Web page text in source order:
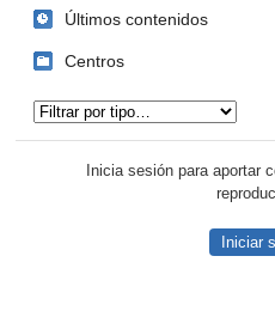
Últimos contenidos
Centros
Inicia sesión para aportar
Iniciar